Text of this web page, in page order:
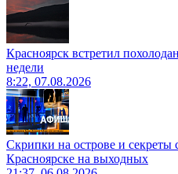
Красноярск встретил
недели
8:22, 07.08.2026
Скрипки на острове и секреты
Красноярске на выходных